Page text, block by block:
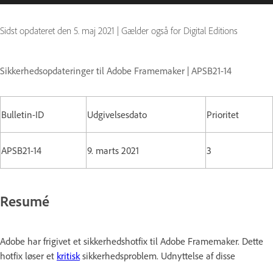
Sidst opdateret den 5. maj 2021 | Gælder også for Digital Editions
Sikkerhedsopdateringer til Adobe Framemaker | APSB21-14
Bulletin-ID Udgivelsesdato Prioritet
APSB21-14 9. marts 2021 3
Resumé
Adobe har frigivet et sikkerhedshotfix til Adobe Framemaker. Dette
hotfix løser et kritisk sikkerhedsproblem. Udnyttelse af disse